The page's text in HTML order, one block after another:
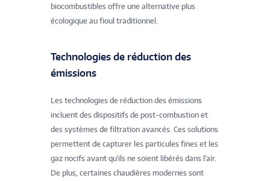
biocombustibles offre une alternative plus
écologique au fioul traditionnel.
Technologies de réduction des
émissions
Les technologies de réduction des émissions
incluent des dispositifs de post-combustion et
des systèmes de filtration avancés. Ces solutions
permettent de capturer les particules fines et les
gaz nocifs avant qu'ils ne soient libérés dans l'air.
De plus, certaines chaudières modernes sont